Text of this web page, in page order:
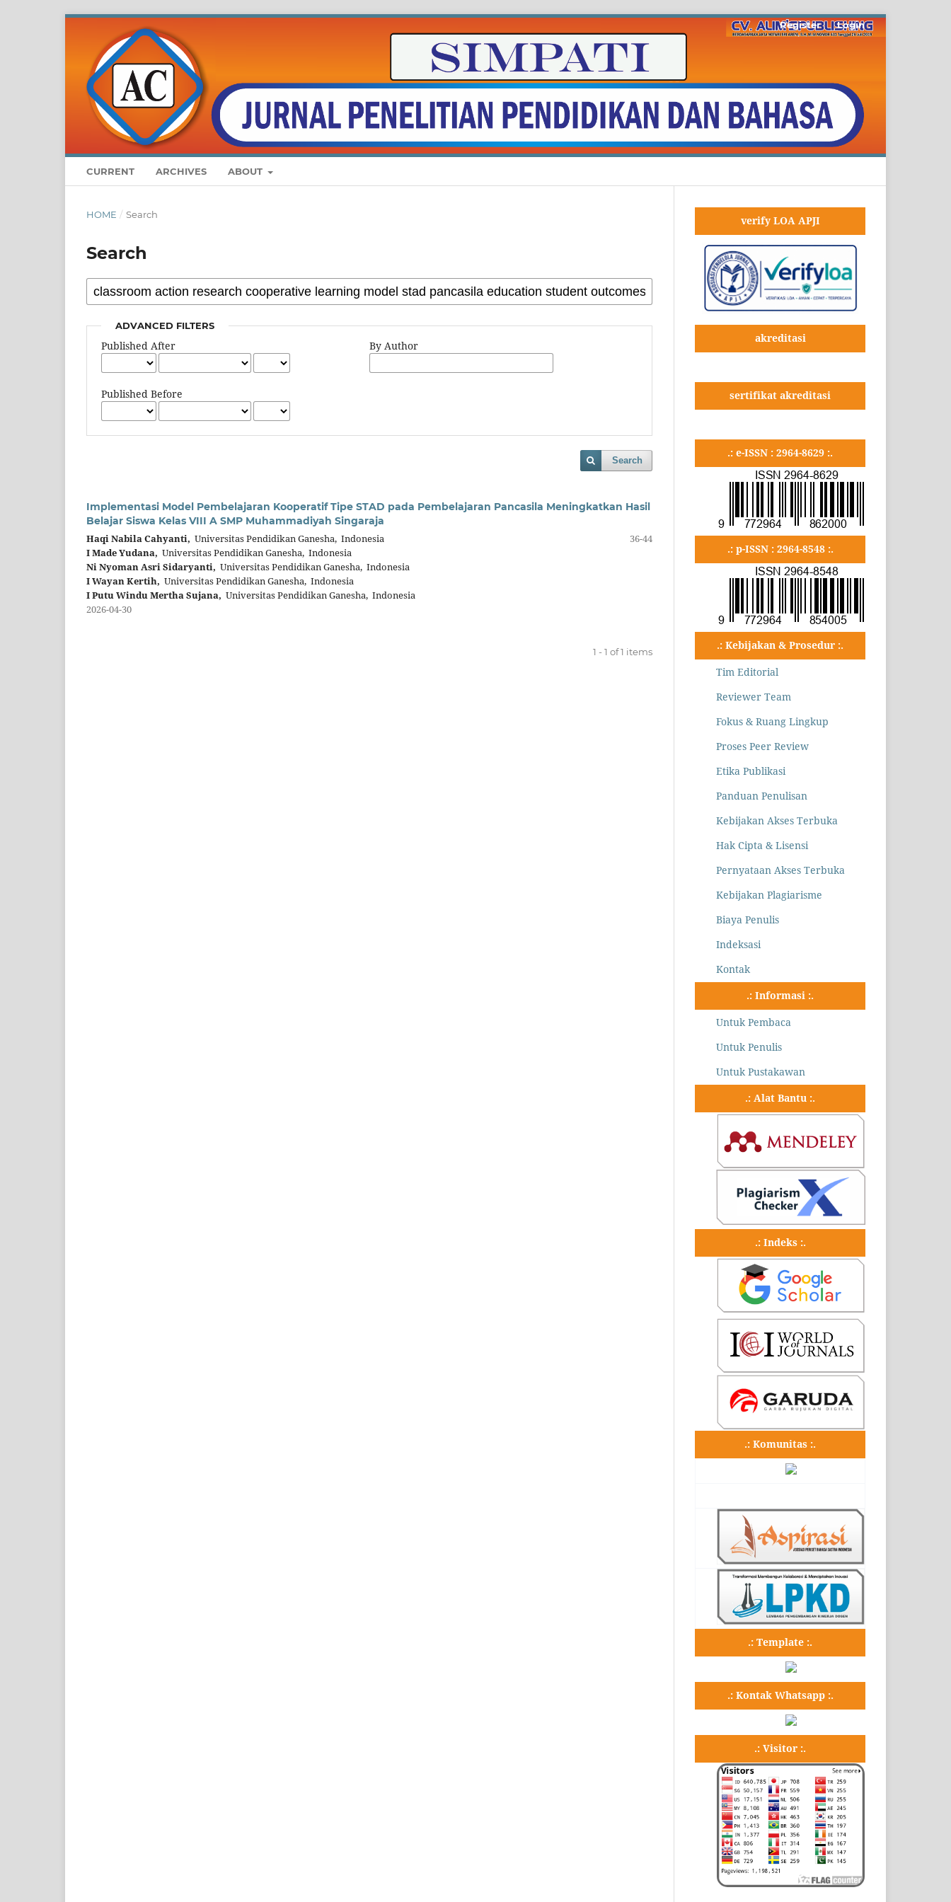
CURRENT ARCHIVES ABOUT
Register Login
HOME / Search
Search
ADVANCED FILTERS
Published After
Published Before
By Author
Search
Implementasi Model Pembelajaran Kooperatif Tipe STAD pada Pembelajaran Pancasila Meningkatkan Hasil
Belajar Siswa Kelas VIII A SMP Muhammadiyah Singaraja
Haqi Nabila Cahyanti, Universitas Pendidikan Ganesha, Indonesia
I Made Yudana, Universitas Pendidikan Ganesha, Indonesia
Ni Nyoman Asri Sidaryanti, Universitas Pendidikan Ganesha, Indonesia
I Wayan Kertih, Universitas Pendidikan Ganesha, Indonesia
I Putu Windu Mertha Sujana, Universitas Pendidikan Ganesha, Indonesia
36-44
2026-04-30
1 - 1 of 1 items
verify LOA APJI
akreditasi
sertifikat akreditasi
.: e-ISSN : 2964-8629 :.
.: p-ISSN : 2964-8548 :.
.: Kebijakan & Prosedur :.
Tim Editorial
Reviewer Team
Fokus & Ruang Lingkup
Proses Peer Review
Etika Publikasi
Panduan Penulisan
Kebijakan Akses Terbuka
Hak Cipta & Lisensi
Pernyataan Akses Terbuka
Kebijakan Plagiarisme
Biaya Penulis
Indeksasi
Kontak
.: Informasi :.
Untuk Pembaca
Untuk Penulis
Untuk Pustakawan
.: Alat Bantu :.
.: Indeks :.
.: Komunitas :.
.: Template :.
.: Kontak Whatsapp :.
.: Visitor :.